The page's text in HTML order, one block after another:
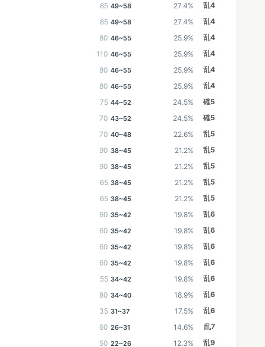
85 49~58 27.4% 乱4
85 49~58 27.4% 乱4
80 46~55 25.9% 乱4
110 46~55 25.9% 乱4
80 46~55 25.9% 乱4
80 46~55 25.9% 乱4
75 44~52 24.5% 確5
70 43~52 24.5% 確5
70 40~48 22.6% 乱5
90 38~45 21.2% 乱5
90 38~45 21.2% 乱5
65 38~45 21.2% 乱5
65 38~45 21.2% 乱5
60 35~42 19.8% 乱6
60 35~42 19.8% 乱6
60 35~42 19.8% 乱6
60 35~42 19.8% 乱6
55 34~42 19.8% 乱6
80 34~40 18.9% 乱6
35 31~37 17.5% 乱6
60 26~31 14.6% 乱7
50 22~26 12.3% 乱9